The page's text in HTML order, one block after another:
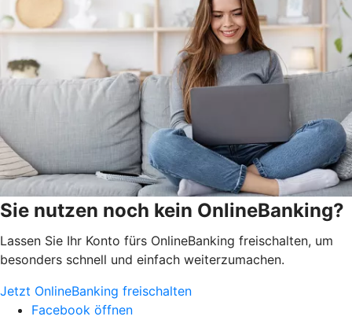
Sie nutzen noch kein OnlineBanking?
Lassen Sie Ihr Konto fürs OnlineBanking freischalten, um
besonders schnell und einfach weiterzumachen.
Jetzt OnlineBanking freischalten
Facebook öffnen